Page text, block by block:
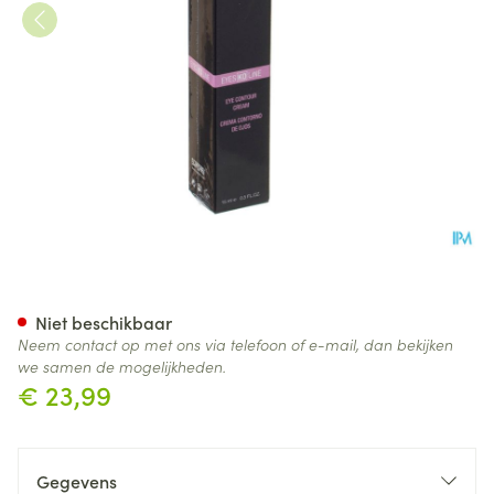
€ 23,99
Niet beschikbaar
Neem contact op met ons via telefoon of e-mail, dan bekijken
we samen de mogelijkheden.
Gegevens